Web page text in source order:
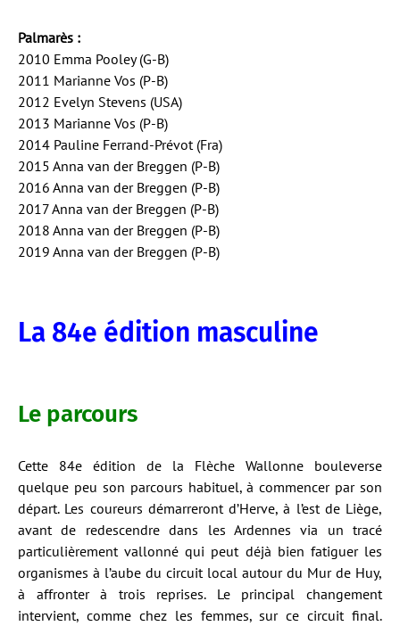
Palmarès :
2010 Emma Pooley (G-B)
2011 Marianne Vos (P-B)
2012 Evelyn Stevens (USA)
2013 Marianne Vos (P-B)
2014 Pauline Ferrand-Prévot (Fra)
2015 Anna van der Breggen (P-B)
2016 Anna van der Breggen (P-B)
2017 Anna van der Breggen (P-B)
2018 Anna van der Breggen (P-B)
2019 Anna van der Breggen (P-B)
La 84e édition masculine
Le parcours
Cette 84e édition de la Flèche Wallonne bouleverse
quelque peu son parcours habituel, à commencer par son
départ. Les coureurs démarreront d’Herve, à l’est de Liège,
avant de redescendre dans les Ardennes via un tracé
particulièrement vallonné qui peut déjà bien fatiguer les
organismes à l’aube du circuit local autour du Mur de Huy,
à affronter à trois reprises. Le principal changement
intervient, comme chez les femmes, sur ce circuit final.